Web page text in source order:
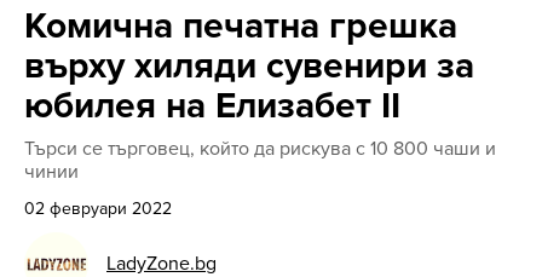
Комична печатна грешка
върху хиляди сувенири за
юбилея на Елизабет II
Търси се търговец, който да рискува с 10 800 чаши и
чинии
02 февруари 2022
LadyZone.bg